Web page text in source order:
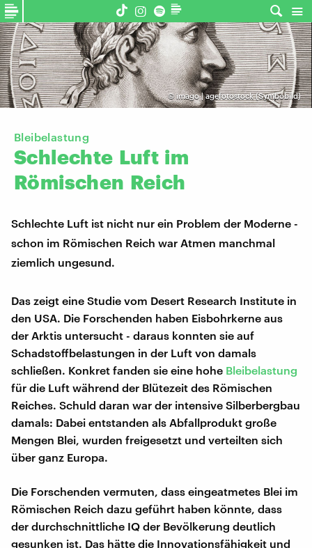
©imago | agefotostock (Symbobild)
Bleibelastung
Schlechte Luft im
Römischen Reich
Schlechte Luft ist nicht nur ein Problem der Moderne -
schon im Römischen Reich war Atmen manchmal
ziemlich ungesund.
Das zeigt eine Studie vom Desert Research Institute in
den USA. Die Forschenden haben Eisbohrkerne aus
der Arktis untersucht - daraus konnten sie auf
Schadstoffbelastungen in der Luft von damals
schließen. Konkret fanden sie eine hohe Bleibelastung
für die Luft während der Blütezeit des Römischen
Reiches. Schuld daran war der intensive Silberbergbau
damals: Dabei entstanden als Abfallprodukt große
Mengen Blei, wurden freigesetzt und verteilten sich
über ganz Europa.
Die Forschenden vermuten, dass eingeatmetes Blei im
Römischen Reich dazu geführt haben könnte, dass
der durchschnittliche IQ der Bevölkerung deutlich
gesunken ist. Das hätte die Innovationsfähigkeit und